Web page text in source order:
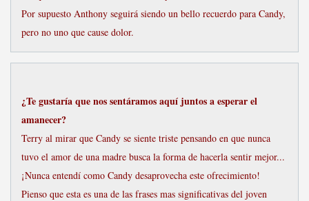
Por supuesto Anthony seguirá siendo un bello recuerdo para Candy,
pero no uno que cause dolor.
¿Te gustaría que nos sentáramos aquí juntos a esperar el
amanecer?
Terry al mirar que Candy se siente triste pensando en que nunca
tuvo el amor de una madre busca la forma de hacerla sentir mejor...
¡Nunca entendí como Candy desaprovecha este ofrecimiento!
Pienso que esta es una de las frases mas significativas del joven